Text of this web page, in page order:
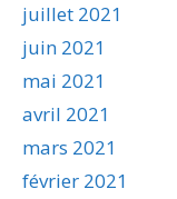
juillet 2021
juin 2021
mai 2021
avril 2021
mars 2021
février 2021